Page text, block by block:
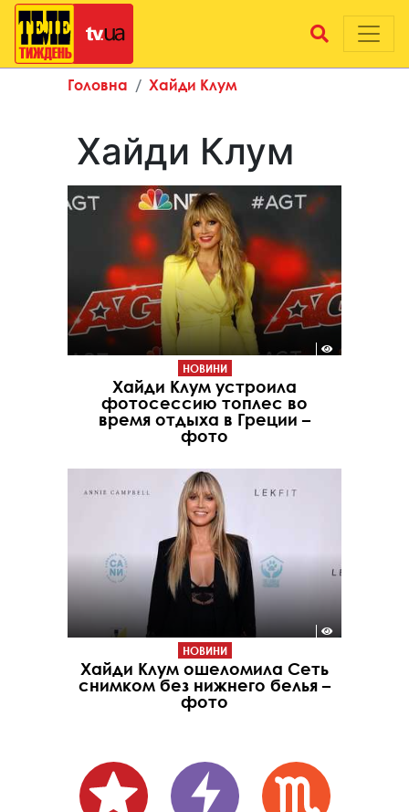
Головна Хайди Клум
Хайди Клум
НОВИНИ
Хайди Клум устроила
фотосессию топлес во
время отдыха в Греции –
фото
НОВИНИ
Хайди Клум ошеломила Сеть
снимком без нижнего белья –
фото